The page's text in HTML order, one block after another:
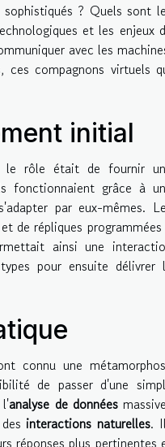
? Quels sont
et les enjeux
avec les
compagnons virtuels
initial
le rôle était de fournir
fonctionnaient grâce à
par eux-mêmes.
de répliques
ainsi une
pour ensuite délivrer
connu une
de passer d'une
l'analyse de données
interactions naturelles.
réponses plus pertinentes